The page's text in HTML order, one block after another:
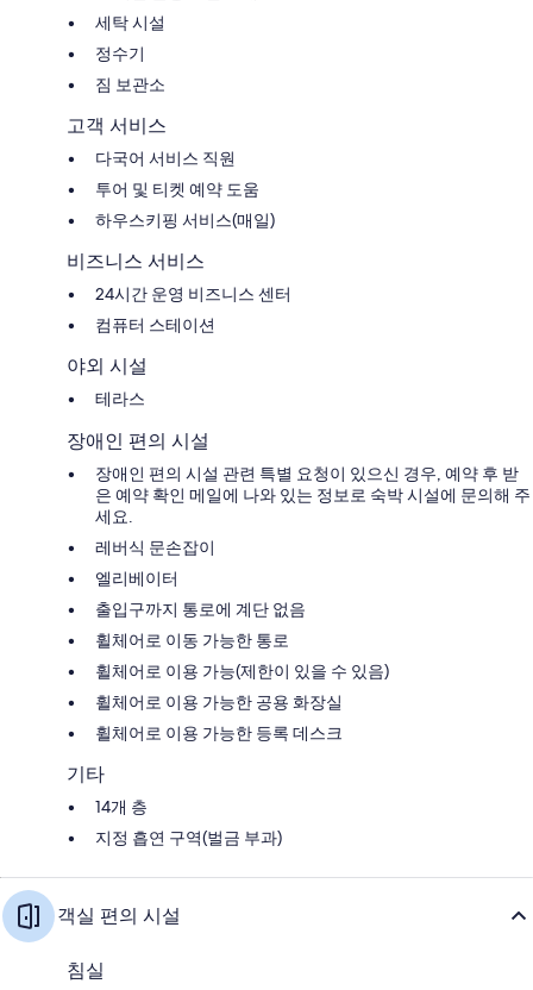
세탁 시설
정수기
짐 보관소
고객 서비스
다국어 서비스 직원
투어 및 티켓 예약 도움
하우스키핑 서비스(매일)
비즈니스 서비스
24시간 운영 비즈니스 센터
컴퓨터 스테이션
야외 시설
테라스
장애인 편의 시설
장애인 편의 시설 관련 특별 요청이 있으신 경우, 예약 후 받
은 예약 확인 메일에 나와 있는 정보로 숙박 시설에 문의해 주
세요.
레버식 문손잡이
엘리베이터
출입구까지 통로에 계단 없음
휠체어로 이동 가능한 통로
휠체어로 이용 가능(제한이 있을 수 있음)
휠체어로 이용 가능한 공용 화장실
휠체어로 이용 가능한 등록 데스크
기타
14개 층
지정 흡연 구역(벌금 부과)
객실 편의 시설
침실